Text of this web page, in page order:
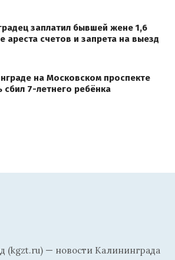
заплатил бывшей жене 1,6
ареста счетов и запрета на выезд
на Московском проспекте
сбил 7-летнего ребёнка
(kgzt.ru) — новости Калининграда